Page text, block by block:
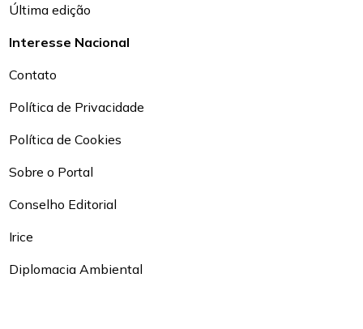
Última edição
Interesse Nacional
Contato
Política de Privacidade
Política de Cookies
Sobre o Portal
Conselho Editorial
Irice
Diplomacia Ambiental